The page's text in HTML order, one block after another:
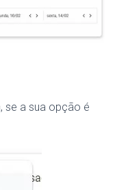
se a sua opção é